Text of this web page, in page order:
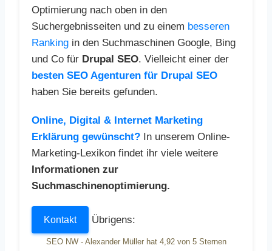
Optimierung nach oben in den
Suchergebnisseiten und zu einem besseren
Ranking in den Suchmaschinen Google, Bing
und Co für Drupal SEO. Vielleicht einer der
besten SEO Agenturen für Drupal SEO
haben Sie bereits gefunden.
Online, Digital & Internet Marketing
Erklärung gewünscht? In unserem Online-
Marketing-Lexikon findet ihr viele weitere
Informationen zur
Suchmaschinenoptimierung.
Kontakt Übrigens:
SEO NW - Alexander Müller hat 4,92von 5Sternen